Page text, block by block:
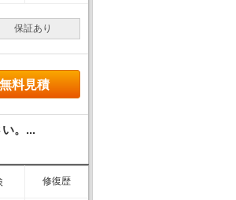
保証あり
料見積
。...
修復歴